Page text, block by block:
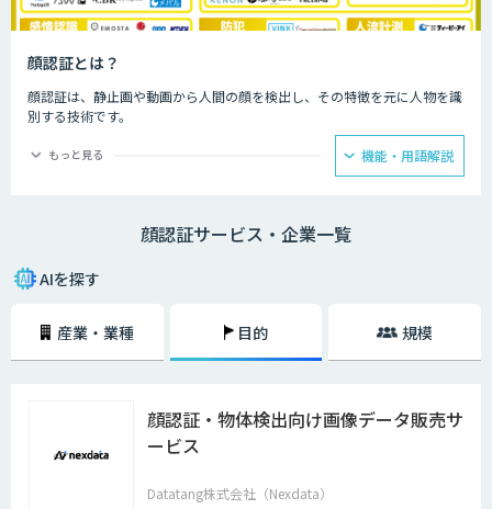
顔認証とは？
顔認証は、静止画や動画から人間の顔を検出し、その特徴を元に人物を識
別する技術です。
なりすますのが難しく、パスワードや鍵が不要なため安全です。
ティを実現できるのも魅力の一つです。最近では、スマホや入退室のセキ
もっと見る 機能・用語解説
顔認証サービス・企業一覧
AIを探す
産業・業種 目的 規模
顔認証・物体検出向け画像データ販売サ
ービス
Datatang株式会社（Nexdata）